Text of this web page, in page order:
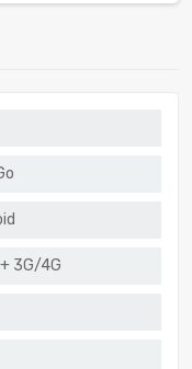
3G/4G